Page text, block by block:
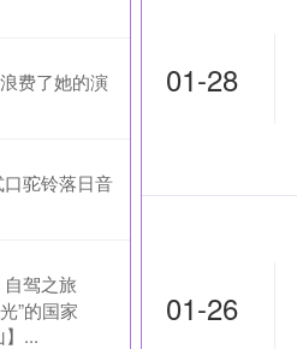
01-28
01-26
费了她的演
驼铃落日音
驾之旅
”的国家
...